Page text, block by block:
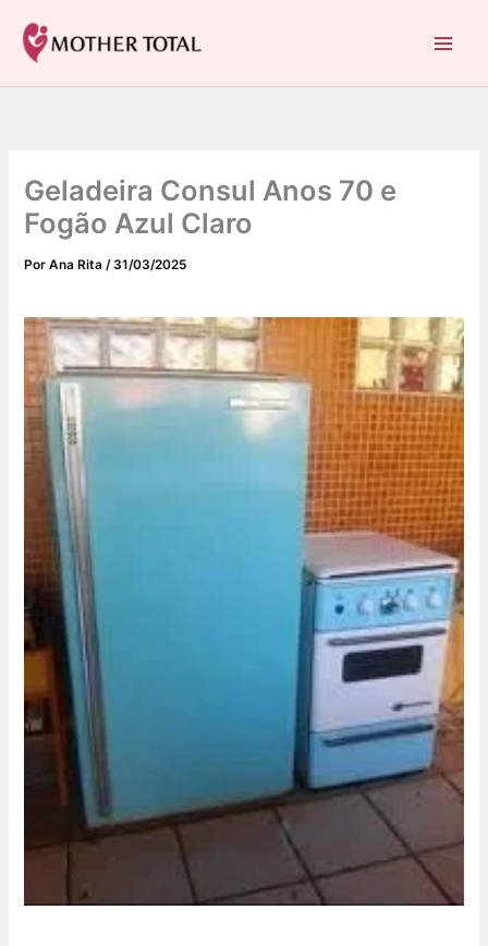
para
conteúdo
Geladeira Consul Anos 70 e
Fogão Azul Claro
PorAna Rita/ 31/03/2025
a
t
a
s